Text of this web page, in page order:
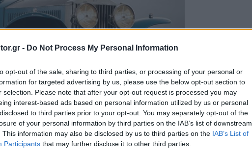
- Do Not Process My Personal Information
opt-out of the sale, sharing to third parties, or processing of your personal or
for targeted advertising by us, please use the below opt-out section to
selection. Please note that after your opt-out request is processed you may
interest-based ads based on personal information utilized by us or personal
to third parties prior to your opt-out. You may separately opt-out of the
of your personal information by third parties on the IAB’s list of downstream
This information may also be disclosed by us to third parties on the IAB’s List of
Participants that may further disclose it to other third parties.